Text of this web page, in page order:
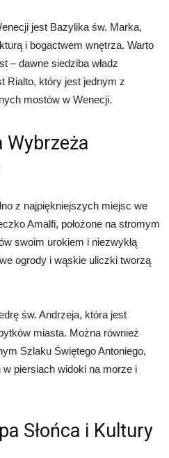
jest Bazylika św. Marka,
i bogactwem wnętrza. Warto
– dawne siedziba władz
Rialto, który jest jednym z
mostów w Wenecji.
Wybrzeża
z najpiękniejszych miejsc we
Amalfi, położone na stromym
swoim urokiem i niezwykłą
ogrody i wąskie uliczki tworzą
św. Andrzeja, która jest
miasta. Można również
Szlaku Świętego Antoniego,
piersiach widoki na morze i
Słońca i Kultury